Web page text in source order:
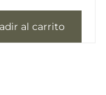
al carrito